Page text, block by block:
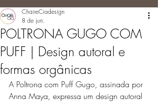
POLTRONA GUGO COM
PUFF | Design autoral e
formas orgânicas
ChaireCiadesign
8 de jun.
A Poltrona com Puff Gugo, assinada por
Anna Maya, expressa um design autoral